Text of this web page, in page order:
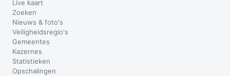
Live kaart
Zoeken
Nieuws & foto's
Veiligheidsregio's
Gemeentes
Kazernes
Statistieken
Opschalingen